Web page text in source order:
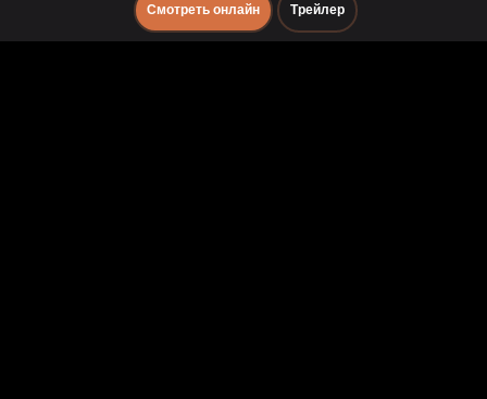
Смотреть онлайн Трейлер